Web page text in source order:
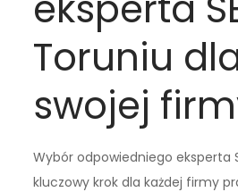
Toruniu
swojej
Wybór odpowiedniego eksperta
kluczowy krok dla każdej firmy